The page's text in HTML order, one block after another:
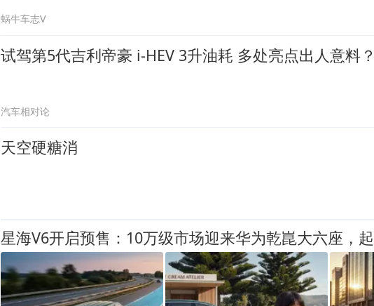
蜗牛车志V
试驾第5代吉利帝豪 i-HEV 3升油耗 多处亮点出人意料？
汽车相对论
天空硬糖消
星海V6开启预售：10万级市场迎来华为乾崑大六座，